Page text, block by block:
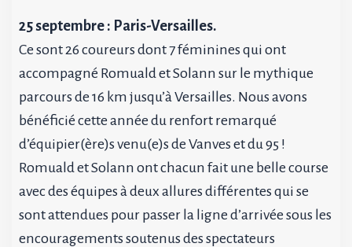
25 septembre : Paris-Versailles.
Ce sont 26 coureurs dont 7 féminines qui ont
accompagné Romuald et Solann sur le mythique
parcours de 16 km jusqu’à Versailles. Nous avons
bénéficié cette année du renfort remarqué
d’équipier(ère)s venu(e)s de Vanves et du 95 !
Romuald et Solann ont chacun fait une belle course
avec des équipes à deux allures différentes qui se
sont attendues pour passer la ligne d’arrivée sous les
encouragements soutenus des spectateurs